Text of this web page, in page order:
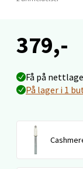
379,-
Få på
På lager i 1
Narvik -
Åpent i dag
0 i butikk